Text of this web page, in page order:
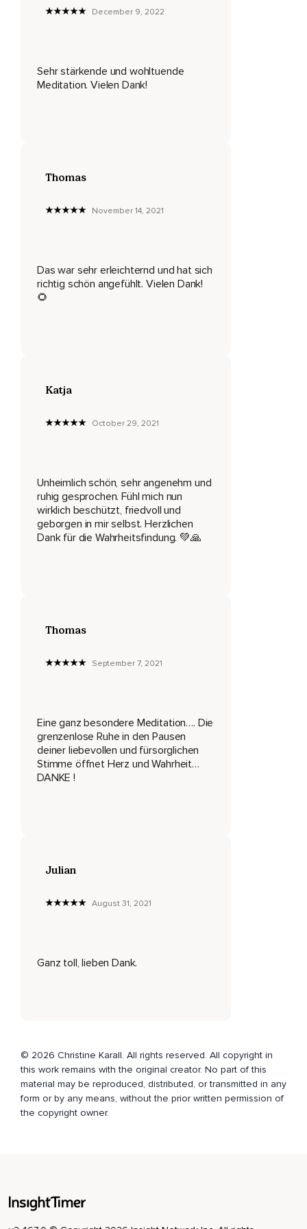
Versuche es zu benennen in dem Wissen,
Dafür musst du nichts tun,
Um dir dein Leben schwer zu machen.
Dieses Gefühl ist da,
Das du verstehen sollst,
Es möchte dir keinen Schaden zufügen,
Ganz im Gegenteil.
Dieses Gefühl möchte dir helfen,
Kannst du sogar gedanklich sagen,
Keine Sorge,
Die Antwort wird kommen.
Du kannst die Frage auch noch mal wiederholen.
Die du bekommst,
Ist die absolute Wahrheit.
Genauso wie sie ist.
Wenn du noch ein wenig unsicher bist,
Kannst du noch eine Frage stellen.
Du kannst die Frage etwa da noch paar mal wiederholen.
December 9, 2022
Sehr stärkende und wohltuende
Meditation. Vielen Dank!
Thomas
November 14, 2021
Das war sehr erleichternd und hat sich
richtig schön angefühlt. Vielen Dank!
🌻
Katja
October 29, 2021
Unheimlich schön, sehr angenehm und
ruhig gesprochen. Fühl mich nun
wirklich beschützt, friedvoll und
geborgen in mir selbst. Herzlichen
Dank für die Wahrheitsfindung. 💚🙏
Thomas
September 7, 2021
Eine ganz besondere Meditation…. Die
grenzenlose Ruhe in den Pausen
deiner liebevollen und fürsorglichen
Stimme öffnet Herz und Wahrheit…
DANKE !
Julian
August 31, 2021
Ganz toll, lieben Dank.
© 2026 Christine Karall. All rights reserved. All copyright in
this work remains with the original creator. No part of this
material may be reproduced, distributed, or transmitted in any
form or by any means, without the prior written permission of
the copyright owner.